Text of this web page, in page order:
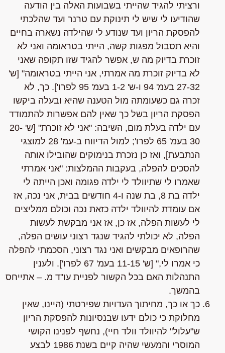
ורציתי להגיד שהייתי בשבועות האלה בין הודעה
שהודיעו לי שיש לי תינוקת עם טרנר ועד שהלכתי
להפסקת הריון ועד שנודע לי שהילדה נשארה בחיים
והיא תסבול מפגות קשה, הייתי בטראומה ואני לא
זוכרת בדיוק מה ש, אפשר להגיד שזו תקופה שאני
לא בדיוק זוכרת מה אמרתי, אני הייתי בטראומה"[ש'
27-32 בעמ' 94 ו-ש' 1-2 בעמ' 95 לפרו']. כך, לא
זכרה גם כשעומתה מול הטענה שהיא ובעלה ביקשו
הפסקת הריון בשל כך שאין להם אפשרות להתמודד
עם ילדה בעלת מום, השיבה: "אני לא זוכרת"
[ש' 20-
30 בעמ' 65 לפרו'; למול הדיווח ב-עמ' 28 למוצגי
הנתבעת], ואז כן נזכרתבנימוקים שהובילו אותה
להסכים להפלה, בעקבות ההמלצות: "אני אמרתי
שאמרו לי שתיוולד לי ילדה פגומה ואכן הייתה לי
ילדה בת 8, בת שנה ו-4 חודשים בבית, אני נכה, אז
אם עומדת להיוולד ילדה כזאת נכה וכולם ממליצים
לי לעשות הפלה, אז כן, אז אני מבקשת לעשות
הפלה, לא יכולתי להגיד שנגד רצוני עושים הפלה,
שהרופאים מבקשים ואני נגד רצוני, הסכמתי להפלה
כי אמרו לי,"
[ש' 11-15 בעמ' 67 לפרו']. ולענין
התנהלות האם בכל הקשור לפניית עו"ד מ. – אתייחס
בהמשך.
כך או כך, מחיתוך העדויות שפירטתי (היינו, שאין
מחלוקת כי כולם ידעו שבנסיונות להפסקת הריון
ש"עלול" להיוולד וולד חיי), נחשף לפנינו הקושי
המוסרי והמעשי שהיה קיים בשנת 1986 לבצע